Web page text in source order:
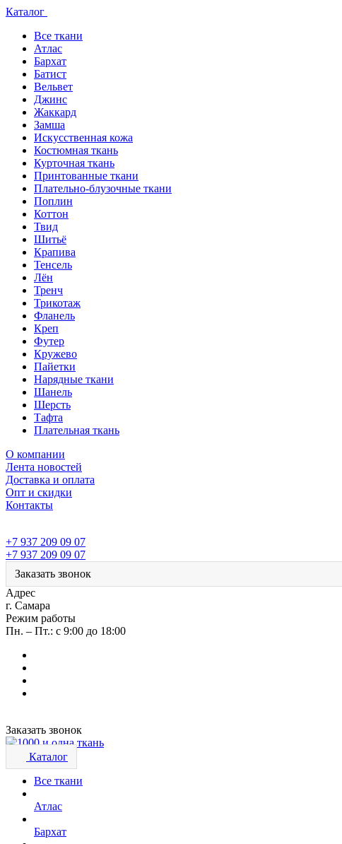
Каталог
Все ткани
Атлас
Бархат
Батист
Вельвет
Джинс
Жаккард
Замша
Искусственная кожа
Костюмная ткань
Курточная ткань
Принтованные ткани
Плательно-блузочные ткани
Поплин
Коттон
Твид
Шитьё
Крапива
Тенсель
Лён
Тренч
Трикотаж
Фланель
Креп
Футер
Кружево
Пайетки
Нарядные ткани
Шанель
Шерсть
Тафта
Плательная ткань
О компании
Лента новостей
Доставка и оплата
Опт и скидки
Контакты
+7 937 209 09 07
+7 937 209 09 07
Заказать звонок
Адрес
г. Самара
Режим работы
Пн. – Пт.: с 9:00 до 18:00
Заказать звонок
Каталог
Все ткани
Атлас
Бархат